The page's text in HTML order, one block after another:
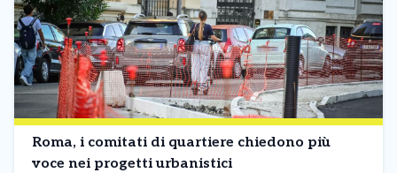
Roma, i comitati di quartiere chiedono più
voce nei progetti urbanistici